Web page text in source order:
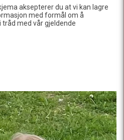
aksepterer du at vi kan lagre
med formål om å
med vår gjeldende